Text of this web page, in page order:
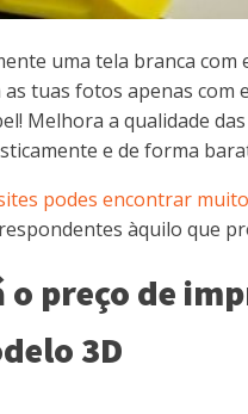
uma tela branca com
tuas fotos apenas com
Melhora a qualidade
e de forma
podes encontrar
àquilo que
o preço de
3D